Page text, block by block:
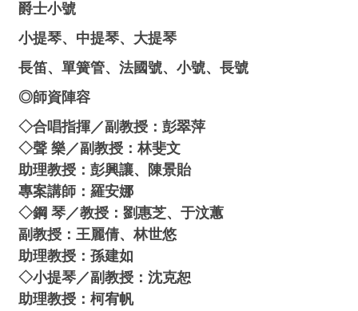
爵士小號
小提琴、中提琴、大提琴
長笛、單簧管、法國號、小號、長號
◎師資陣容
◇合唱指揮／副教授：彭翠萍
◇聲 樂／副教授：林斐文
助理教授：彭興讓、陳景貽
專案講師：羅安娜
◇鋼 琴／教授：劉惠芝、于汶蕙
副教授：王麗倩、林世悠
助理教授：孫建如
◇小提琴／副教授：沈克恕
助理教授：柯宥帆